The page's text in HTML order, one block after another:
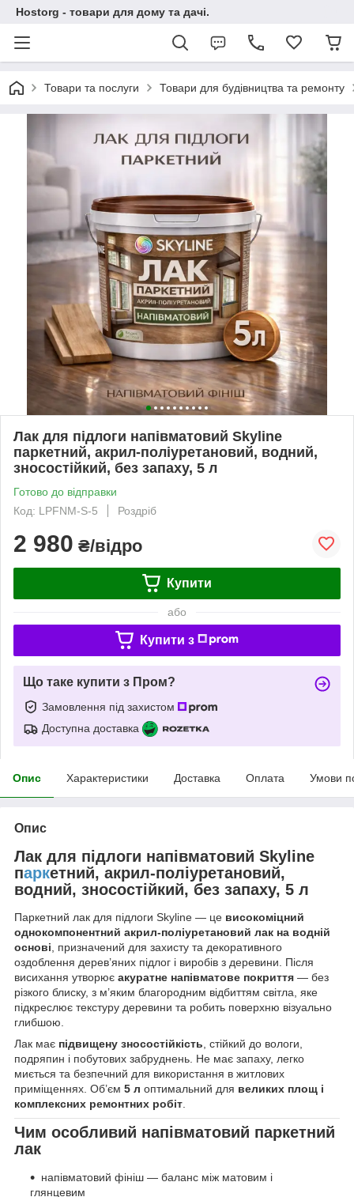
Hostorg - товари для дому та дачі.
Товари та послуги Товари для будівництва та ремонту
Лак для підлоги напівматовий Skyline
паркетний, акрил-поліуретановий, водний,
зносостійкий, без запаху, 5 л
Готово до відправки
Код: LPFNM-S-5
Роздріб
2 980 ₴/відро
Купити
або
Купити з
Що таке купити з Пром?
Замовлення під захистом
Доступна доставка
Опис Характеристики Доставка Оплата Умови
Опис
Лак для підлоги напівматовий Skyline
паркетний, акрил-поліуретановий,
водний, зносостійкий, без запаху, 5 л
Паркетний лак для підлоги Skyline — це високоміцний
однокомпонентний акрил-поліуретановий лак на водній
основі, призначений для захисту та декоративного
оздоблення дерев’яних підлог і виробів з деревини. Після
висихання утворює акуратне напівматове покриття — без
різкого блиску, з м’яким благородним відбиттям світла, яке
підкреслює текстуру деревини та робить поверхню візуально
глибшою.
Лак має підвищену зносостійкість, стійкий до вологи,
подряпин і побутових забруднень. Не має запаху, легко
миється та безпечний для використання в житлових
приміщеннях. Об’єм 5 л оптимальний для великих площ і
комплексних ремонтних робіт.
Чим особливий напівматовий паркетний
лак
напівматовий фініш — баланс між матовим і
глянцевим